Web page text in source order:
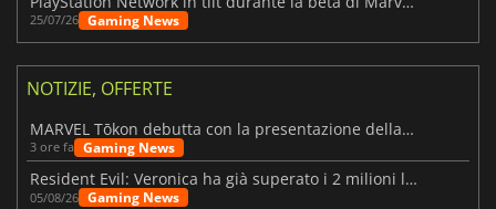
25/07/26 Gaming News
NOTIZIE, OFFERTE
MARVEL Tōkon debutta con la presentazione della roadmap per il primo anno
3 ore fa Gaming News
Resident Evil: Veronica ha già superato i 2 milioni liste dei desideri
05/08/26 Gaming News